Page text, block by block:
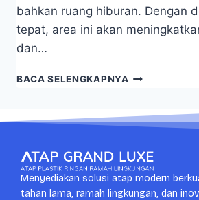
bahkan ruang hiburan. Dengan
tepat, area ini akan
dan…
BACA SELENGKAPNYA
Menyediakan solusi atap modern
tahan lama, ramah lingkungan, dan